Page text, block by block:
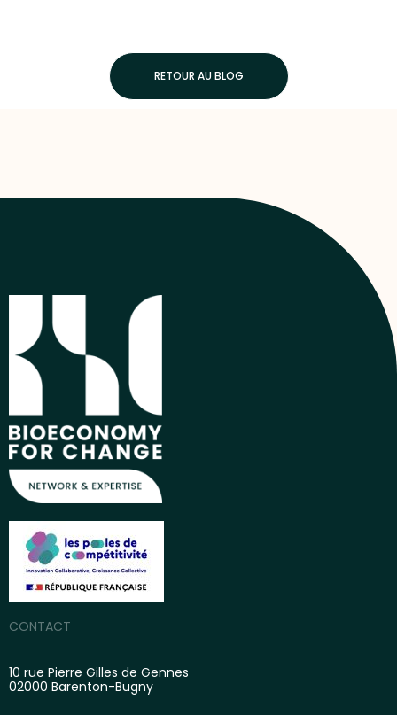
RETOUR AU BLOG
CONTACT
10 rue Pierre Gilles de Gennes
02000 Barenton-Bugny